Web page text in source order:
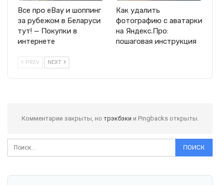
Все про eBay и шоппинг
за рубежом в Беларуси
тут! — Покупки в
интернете
Как удалить
фотографию с аватарки
на Яндекс.Про:
пошаговая инструкция
PREV NEXT
Комментарии закрыты, но трэкбэки и Pingbacks открыты.